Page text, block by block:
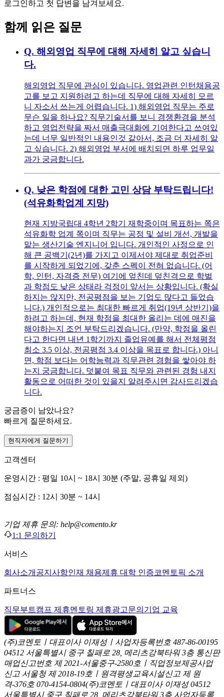
로그인하고 첫 답변을 남겨보세요.
함께 읽은 질문
Q. 해외영업 직무에 대해 자세히 알고 싶습니
다.
해외영업 직무에 관심이 있습니다. 영업관련 인턴채용공
고를 보고 지원하려고 하는데 직무에 대해 자세히 모르
니 자소서 쓰는게 어렵습니다. 1) 해외영업 직무는 주로
무슨 일을 하나요? 직무기술서를 보니 경쟁환경을 분석
하고 영업전략을 짜서 매출극대화에 기여한다고 쓰여있
는데 너무 일반적인 내용인것 같아서, 조금 더 자세히 알
고 싶습니다. 2) 해외영업 부서에 배치되면 하루 업무일
과가 궁금합니다.
Q. 낮은 학점에 대한 고민 상담 부탁드립니다!
(석유화학업계 지망)
현재 지방국립대 4학년 2학기 재학중이며 목표하는 쪽은
석유화학 업계 쪽이며 직무는 공정 및 설비 개선, 개발을
맡는 생산기술 엔지니어 입니다. 개인적인 사정으로 인
해 큰 공백기(2년)를 가지고 이제서야 제대로 취업준비
를 시작하게 되었기에, 갖춘 스펙이 전혀 없습니다. (어
학, 인턴, 자격증 전무) 여기에 엎친데 덮친격으로 학벌
과 학점도 낮은 상태라 걱정이 앞서는 상황입니다. (확실
하지는 않지만, 전공평점을 보는 기업도 많다고 들었습
니다.) 개인적으로는 최대한 빠르게 취업(19년 상반기)을
하려고 하는데, 현재 학점을 최대한 올리는 데에 매진을
해야하는지 조언 부탁드리겠습니다. (만약, 학점을 올린
다고 한다면 내년 1학기까지 졸업유예를 해서 전체평점
최소 3.5 이상, 전공평점 3.4 이상을 목표로 합니다.) 아니
면, 학점 보다는 어학능력과 직무관련 경험을 쌓아야 하
는지 궁금합니다. 덧붙여 목표 직무와 관련된 경험 내지
활동으로 어떠한 것이 있을지 알려주시면 감사드리겠습
니다.
궁금증이 남았나요?
빠르게 질문하세요.
현직자에게 질문하기
고객센터
운영시간 : 평일 10시 ~ 18시 30분 (주말, 공휴일 제외)
점심시간 : 12시 30분 ~ 14시
기업 제휴 문의: help@comento.kr
1:1 문의하기
서비스
회사소개 공지사항인재 채용제휴 대학 인증코멘토픽 소개
파트너스
직무부트캠프 제휴멘토링 제휴광고문의 기업 교육
(주)코멘토ㅣ대표이사 이재성ㅣ사업자등록번호 487-86-00195
04512 서울특별시 중구 칠패로 28, 메리츠강북타워 3층 통신판
매업신고번호 제 2021-서울중구-2580호ㅣ직업정보제공사업
신고 서울청 제 2018-19호ㅣ원격평생교육시설신고 제 원
격-376호 070-4154-0804(주)코멘토ㅣ대표이사 이재성 04512
서울특별시 중구 칠패로 28, 메리츠강북타워 3층 사업자등록